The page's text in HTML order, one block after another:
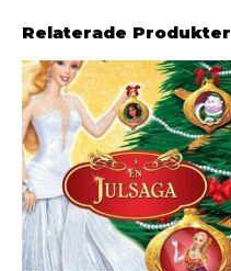
Relaterade Produkter